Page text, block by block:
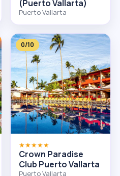
(Puerto Vallarta)
Puerto Vallarta
0/10
★★★★★
Crown Paradise
Club Puerto Vallarta
Puerto Vallarta